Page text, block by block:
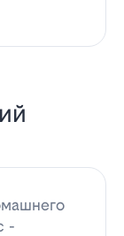
-